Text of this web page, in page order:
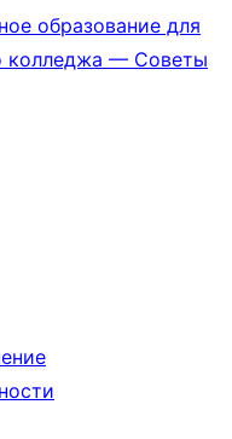
образование для
колледжа — Советы